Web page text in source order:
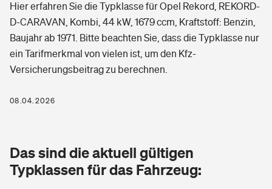
Grundfähigkeitsversicherung
Arbeitsrechtsschutz
Berufshaftpflichtversicherung
Zur Übersicht
Tools
Glasversicherung
Freizeit
Pri­vate Haft­pflicht­
Kinderunfall­ver­si­che­rung
Gesundheit
Private Krankenversicherung
Dread-Disease-Versicherung
Hier erfahren Sie die Typklasse für Opel Rekord, REKORD-
D-CARAVAN, Kombi, 44 kW, 1679 ccm, Kraftstoff: Benzin,
Baujahr ab 1971. Bitte beachten Sie, dass die Typklasse nur
ein Tarifmerkmal von vielen ist, um den Kfz-
Versicherungsbeitrag zu berechnen.
08.04.2026
Das sind die aktuell gültigen
Typklassen für das Fahrzeug: